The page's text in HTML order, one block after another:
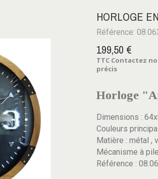
HORLOGE
Référence:
199,50 €
TTC Contactez
précis
Horloge
Dimensions :
Couleurs
Matière : métal ,
Mécanisme à
Référence :